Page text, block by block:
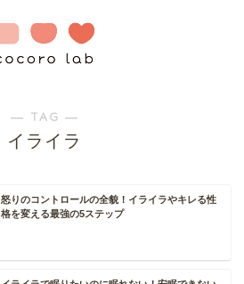
― TAG ―
イライラ
怒りのコントロールの全貌！イライラやキレる性
格を変える最強の5ステップ